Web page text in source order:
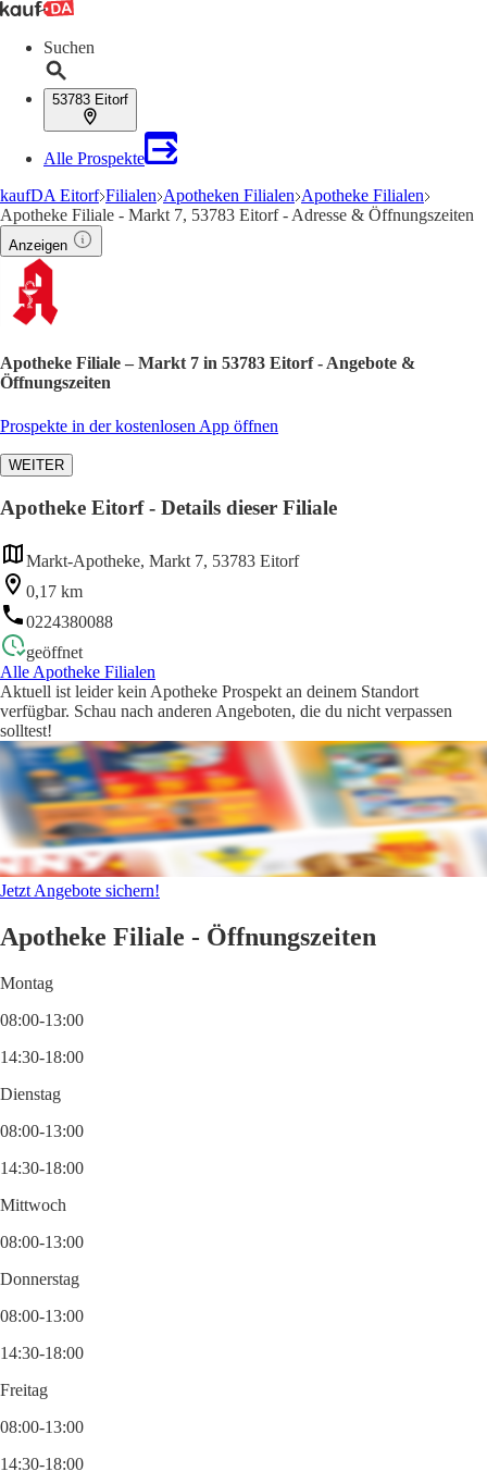
Suchen
53783 Eitorf
Alle Prospekte
kaufDA Eitorf Filialen Apotheken Filialen Apotheke Filialen
Apotheke Filiale - Markt 7, 53783 Eitorf - Adresse & Öffnungszeiten
Anzeigen
Apotheke Filiale – Markt 7 in 53783 Eitorf - Angebote &
Öffnungszeiten
Prospekte in der kostenlosen App öffnen
WEITER
Apotheke Eitorf - Details dieser Filiale
Markt-Apotheke, Markt 7, 53783 Eitorf
0,17 km
0224380088
geöffnet
Alle Apotheke Filialen
Aktuell ist leider kein Apotheke Prospekt an deinem Standort
verfügbar. Schau nach anderen Angeboten, die du nicht verpassen
solltest!
Jetzt Angebote sichern!
Apotheke Filiale - Öffnungszeiten
Montag
08:00-13:00
14:30-18:00
Dienstag
08:00-13:00
14:30-18:00
Mittwoch
08:00-13:00
Donnerstag
08:00-13:00
14:30-18:00
Freitag
08:00-13:00
14:30-18:00